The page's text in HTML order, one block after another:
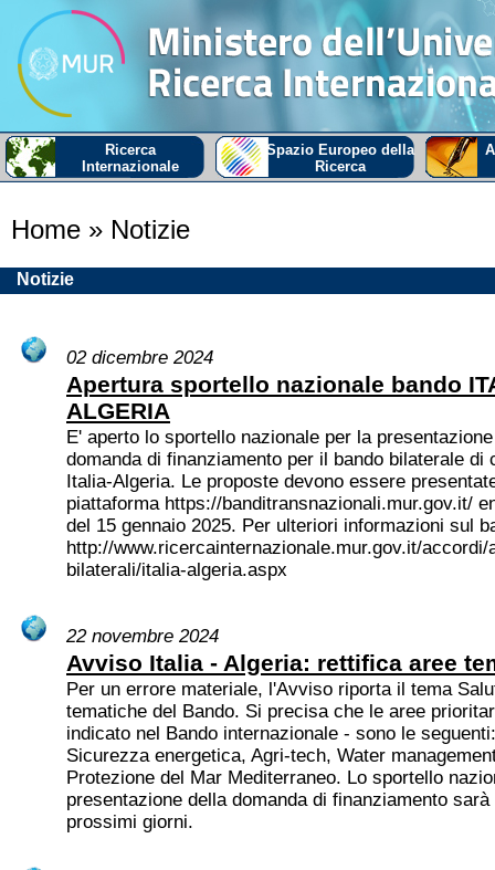
Ricerca
Internazionale
Spazio Europeo della
Ricerca
Home » Notizie
Notizie
02 dicembre 2024
Apertura sportello nazionale bando
ALGERIA
E' aperto lo sportello nazionale per la
domanda di finanziamento per il bando bilaterale di
Italia-Algeria. Le proposte devono essere
piattaforma https://banditransnazionali.mur.gov.it/
del 15 gennaio 2025. Per ulteriori informazioni sul
http://www.ricercainternazionale.mur.gov.it/accordi/
bilaterali/italia-algeria.aspx
22 novembre 2024
Avviso Italia - Algeria: rettifica aree
Per un errore materiale, l'Avviso riporta il tema
tematiche del Bando. Si precisa che le aree
indicato nel Bando internazionale - sono le
Sicurezza energetica, Agri-tech, Water
Protezione del Mar Mediterraneo. Lo sportello
presentazione della domanda di finanziamento sarà
prossimi giorni.